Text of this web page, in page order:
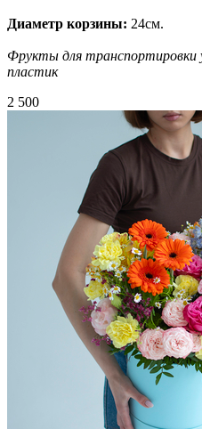
Диаметр корзины: 24см.
Фрукты для транспортировки
пластик
2 500